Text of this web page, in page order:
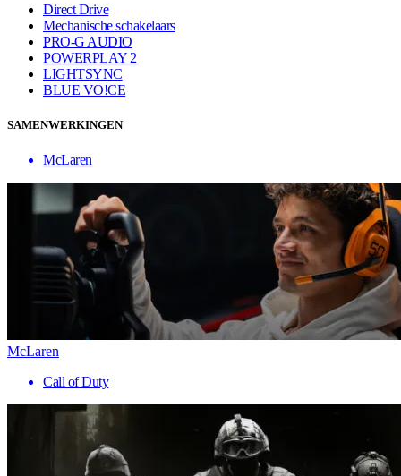
Direct Drive
Mechanische schakelaars
PRO-G AUDIO
POWERPLAY 2
LIGHTSYNC
BLUE VO!CE
SAMENWERKINGEN
McLaren
McLaren
Call of Duty